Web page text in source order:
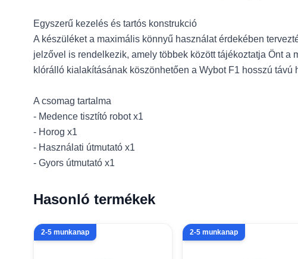
Egyszerű kezelés és tartós konstrukció
A készüléket a maximális könnyű használat érdekében
jelzővel is rendelkezik, amely többek között tájékoztatja Önt
klórálló kialakításának köszönhetően a Wybot F1 hosszú
A csomag tartalma
- Medence tisztító robot x1
- Horog x1
- Használati útmutató x1
- Gyors útmutató x1
Hasonló termékek
2-5 munkanap 2-5 munkanap